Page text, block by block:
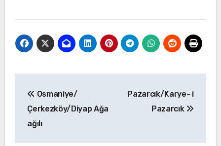
gezinmesi
Osmaniye/
Çerkezköy/Diyap Ağa
ağılı
Pazarcık/Karye- i
Pazarcık